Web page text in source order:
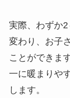
実際、わずか
変わり、お子
ことができま
一に暖まりや
します。